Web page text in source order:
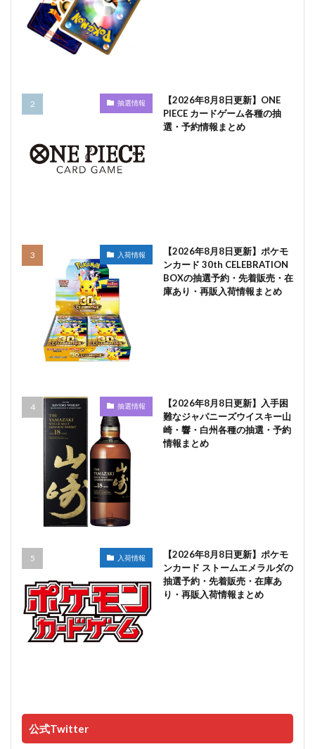
抽選情報
【2026年8月8日更新】ONE
PIECE カードゲーム各種の抽
選・予約情報まとめ
入荷情報
【2026年8月8日更新】ポケモ
ンカード 30th CELEBRATION
BOXの抽選予約・先着販売・在
庫あり・再販入荷情報まとめ
抽選情報
【2026年8月8日更新】入手困
難なジャパニーズウイスキー山
崎・響・白州各種の抽選・予約
情報まとめ
入荷情報
【2026年8月8日更新】ポケモ
ンカード ストームエメラルダの
抽選予約・先着販売・在庫あ
り・再販入荷情報まとめ
公式Twitter